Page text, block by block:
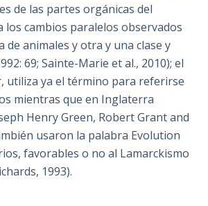
de las partes orgánicas del
los cambios paralelos observados
de animales y otra y una clase y
69; Sainte-Marie et al., 2010); el
utiliza ya el término para referirse
mientras que en Inglaterra
Henry Green, Robert Grant and
usaron la palabra Evolution
favorables o no al Lamarckismo
1993).